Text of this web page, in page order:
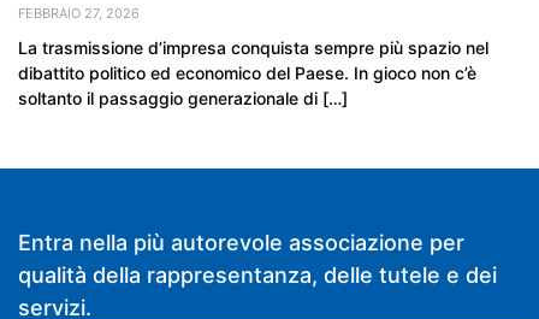
FEBBRAIO 27, 2026
La trasmissione d’impresa conquista sempre più spazio nel
dibattito politico ed economico del Paese. In gioco non c’è
soltanto il passaggio generazionale di […]
Entra nella più autorevole associazione per
qualità della rappresentanza, delle tutele e dei
servizi.